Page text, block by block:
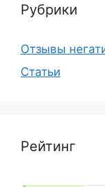
Рубрики
Отзывы
Статьи
Рейтинг